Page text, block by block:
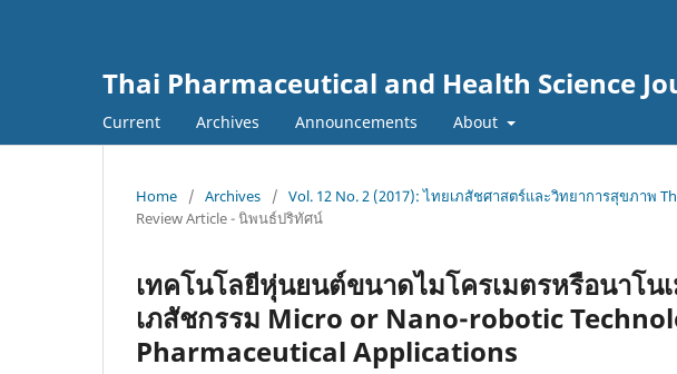
Thai Pharmaceutical and Health Science
Current Archives Announcements About
Home / Archives / Vol. 12 No. 2 (2017): ไทยเภสัชศาสตร์และวิทยาการสุขภาพ
Review Article - นิพนธ์ปริทัศน์
เทคโนโลยีหุ่นยนต์ขนาดไมโครเมตรหรือนาโน
เภสัชกรรม Micro or Nano-robotic
Pharmaceutical Applications